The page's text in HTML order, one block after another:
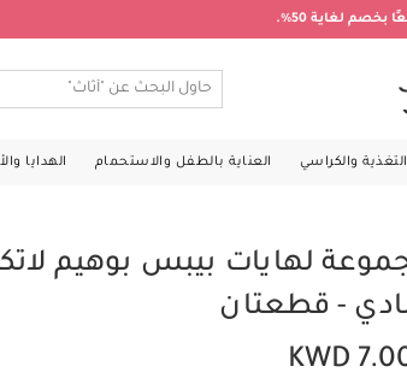
لغاية 50%.
التغذية والكراسي العناية بالطفل والاستحمام الهدايا
- قطعتان
KWD